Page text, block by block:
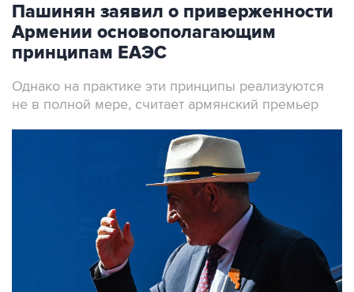
Пашинян заявил о приверженности
Армении основополагающим
принципам ЕАЭС
Однако на практике эти принципы реализуются
не в полной мере, считает армянский премьер